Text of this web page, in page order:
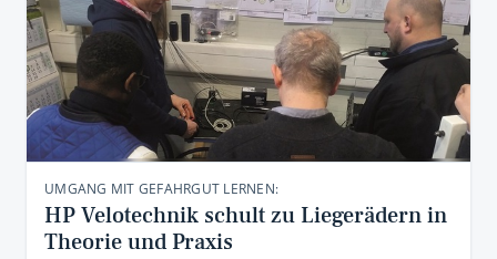
UMGANG MIT GEFAHRGUT LERNEN:
HP Velotechnik schult zu Liegerädern in
Theorie und Praxis